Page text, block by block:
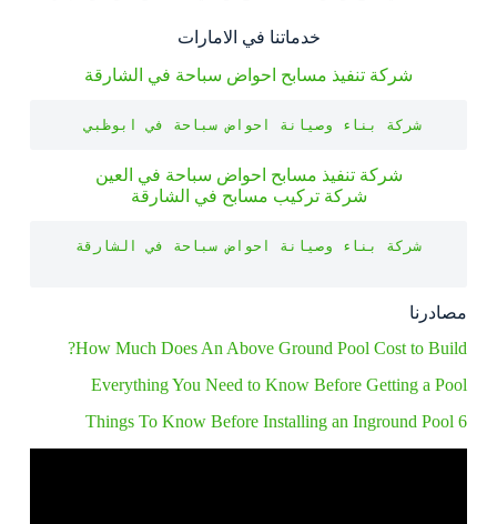
خدماتنا في الامارات
شركة تنفيذ مسابح احواض سباحة في الشارقة
شركة بناء وصيانة احواض سباحة في ابوظبي
شركة تنفيذ مسابح احواض سباحة في العين
شركة تركيب مسابح في الشارقة
مصادرنا
How Much Does An Above Ground Pool Cost to Build?
Everything You Need to Know Before Getting a Pool
6 Things To Know Before Installing an Inground Pool